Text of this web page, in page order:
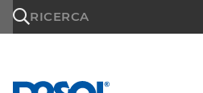
RICERCA